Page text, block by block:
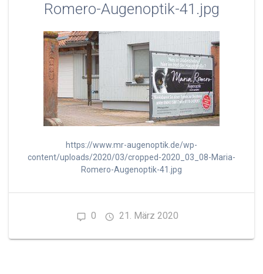
Romero-Augenoptik-41.jpg
https://www.mr-augenoptik.de/wp-
content/uploads/2020/03/cropped-2020_03_08-Maria-
Romero-Augenoptik-41.jpg
0 21. März 2020